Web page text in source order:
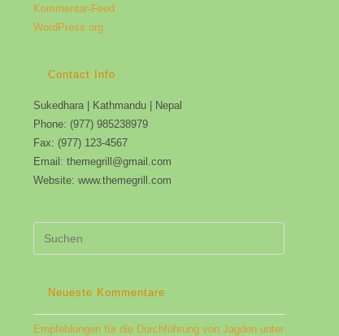
Kommentar-Feed
WordPress.org
Contact Info
Sukedhara | Kathmandu | Nepal
Phone: (977) 985238979
Fax: (977) 123-4567
Email: themegrill@gmail.com
Website: www.themegrill.com
Escape
the
Neueste Kommentare
Empfehlungen für die Durchführung von Jagden unter